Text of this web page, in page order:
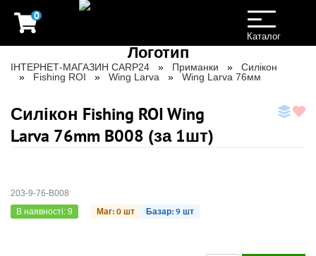
0
Toggle
navigation
Каталог
ІНТЕРНЕТ-МАГАЗИН CARP24 Приманки
Силікон
Fishing ROI
Wing Larva Wing Larva 76мм
Силікон Fishing ROI Wing
Larva 76mm B008 (за 1шт)
203-9-76-B008
В наявності: 9
Маг: 0 шт Базар: 9 шт